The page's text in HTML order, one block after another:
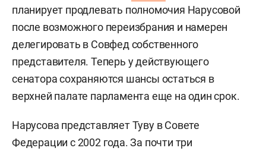
планирует продлевать полномочия Нарусовой
после возможного переизбрания и намерен
делегировать в Совфед собственного
представителя. Теперь у действующего
сенатора сохраняются шансы остаться в
верхней палате парламента еще на один срок.
Нарусова представляет Туву в Совете
Федерации с 2002 года. За почти три